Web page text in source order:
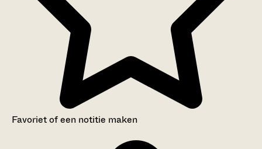
Favoriet of een notitie maken